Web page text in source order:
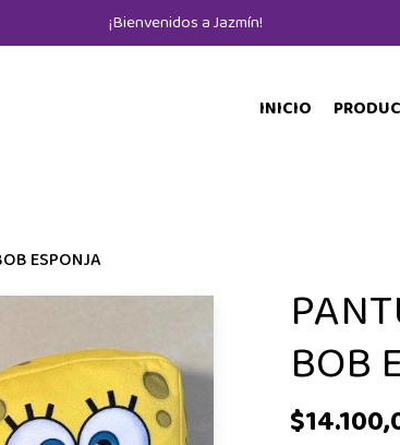
¡Bienvenidos a Jazmín!
INICIO
ESPONJA
BOB